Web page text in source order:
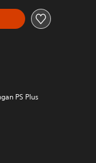
PS Plus